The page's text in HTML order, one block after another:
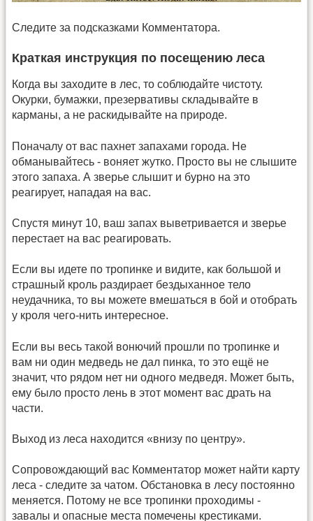
Следите за подсказками Комментатора.
Краткая инструкция по посещению леса
Когда вы заходите в лес, то соблюдайте чистоту.
Окурки, бумажки, презервативы складывайте в
карманы, а не раскидывайте на природе.
Поначалу от вас пахнет запахами города. Не
обманывайтесь - воняет жутко. Просто вы не слышите
этого запаха. А зверье слышит и бурно на это
реагирует, нападая на вас.
Спустя минут 10, ваш запах выветривается и зверье
перестает на вас реагировать.
Если вы идете по тропинке и видите, как большой и
страшный кроль раздирает бездыханное тело
неудачника, то вы можете вмешаться в бой и отобрать
у кроля чего-нить интересное.
Если вы весь такой вонючий прошли по тропинке и
вам ни один медведь не дал пинка, то это ещё не
значит, что рядом нет ни одного медведя. Может быть,
ему было просто лень в этот момент вас драть на
части.
Выход из леса находится «внизу по центру».
Сопровождающий вас Комментатор может найти карту
леса - следите за чатом. Обстановка в лесу постоянно
меняется. Потому не все тропинки проходимы -
завалы и опасные места помечены крестиками.